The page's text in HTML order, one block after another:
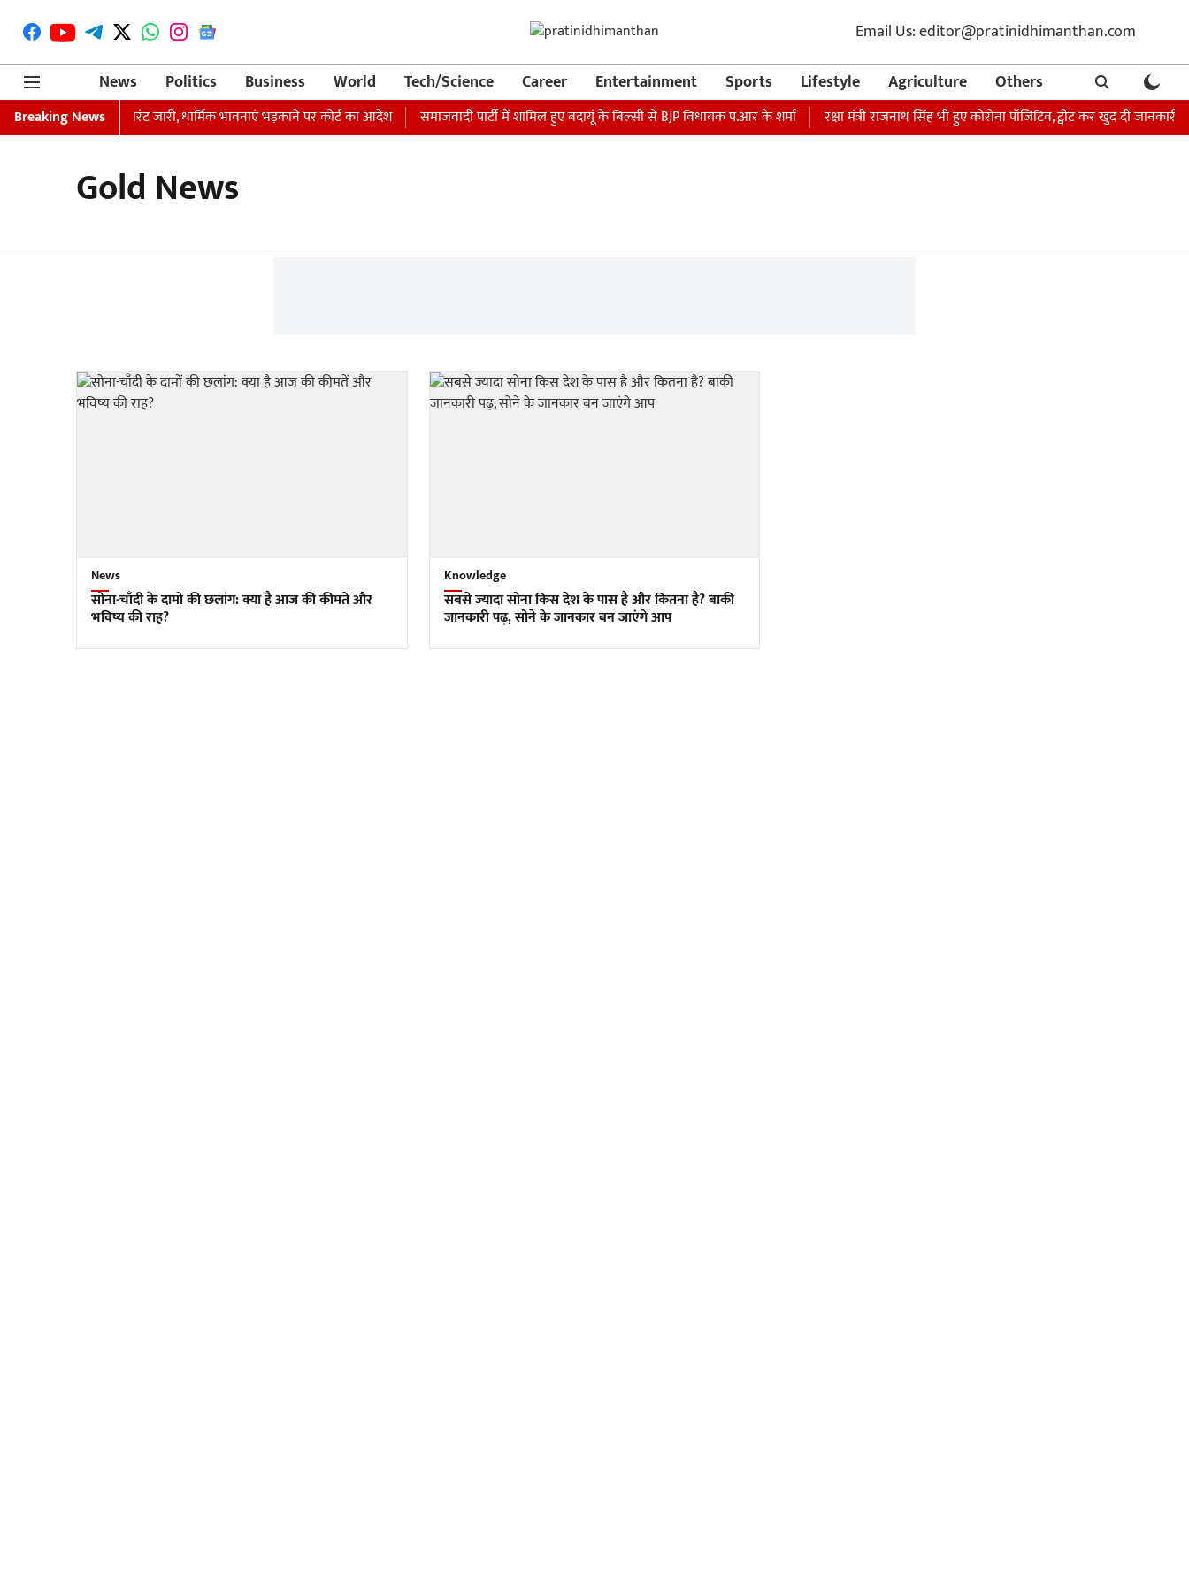
Email Us: editor@pratinidhimanthan.com
News
Politics Business World Tech/Science Career Entertainment Sports Lifestyle Agriculture Others
Breaking News
की गिरफ्तारी का वारंट जारी, धार्मिक भावनाएं भड़काने पर कोर्ट का आदेश समाजवादी पार्टी में शामिल हुए बदायूं के बिल्सी से BJP विधायक प.आर के शर्मा रक्षा मंत्री राजनाथ सिंह भी हुए कोरोना पॉजिटिव, ट्वीट कर खुद दी जानकारी
Gold News
News
सोना-चाँदी के दामों की छलांग: क्या है आज की कीमतें और
भविष्य की राह?
Knowledge
सबसे ज्यादा सोना किस देश के पास है और कितना है? बाकी
जानकारी पढ़, सोने के जानकार बन जाएंगे आप